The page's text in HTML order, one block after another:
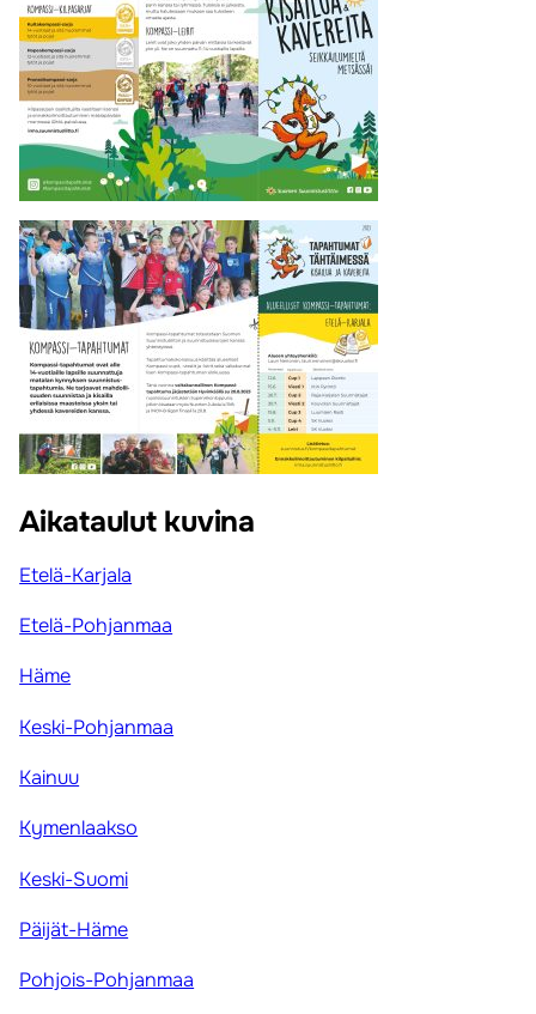
Aikataulut kuvina
Etelä-Karjala
Etelä-Pohjanmaa
Häme
Keski-Pohjanmaa
Kainuu
Kymenlaakso
Keski-Suomi
Päijät-Häme
Pohjois-Pohjanmaa